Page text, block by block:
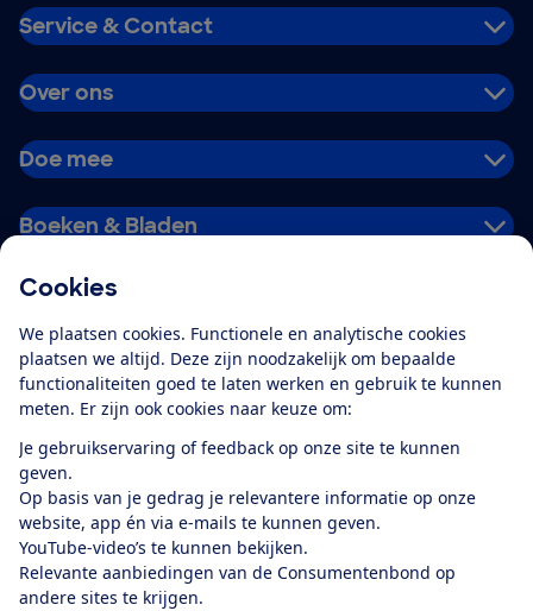
Cookies
We plaatsen cookies. Functionele en analytische cookies
plaatsen we altijd. Deze zijn noodzakelijk om bepaalde
functionaliteiten goed te laten werken en gebruik te kunnen
meten. Er zijn ook cookies naar keuze om:
Je gebruikservaring of feedback op onze site te kunnen
geven.
Op basis van je gedrag je relevantere informatie op onze
website, app én via e-mails te kunnen geven.
YouTube-video’s te kunnen bekijken.
Relevante aanbiedingen van de Consumentenbond op
andere sites te krijgen.
Service & Contact
Over ons
Doe mee
Boeken & Bladen
Alles over de
app
Algemene Voorwaarden
Privacyverklaring
Cookiebeleid
Privacyvoorkeuren
Toegankelijkheid